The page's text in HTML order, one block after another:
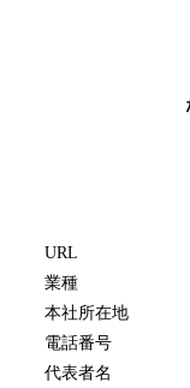
URL
業種
本社所在地
電話番号
代表者名